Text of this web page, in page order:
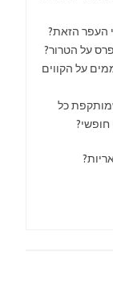
העפר הזאת?
על הטרור?
על הקווים
כל